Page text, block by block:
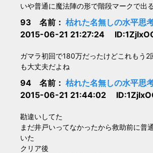
いや普通に魔法陣の形で階段マークで出
93 名前： 枯れた名無しの水平思
2015-06-21 21:27:24
ガマラ初回で180万だったけどこれもう2
も大丈夫だよね
94 名前： 枯れた名無しの水平思
2015-06-21 21:44:02
勘違いしてた
まだ井戸いってなかったから救助前に普
いた
クリア後